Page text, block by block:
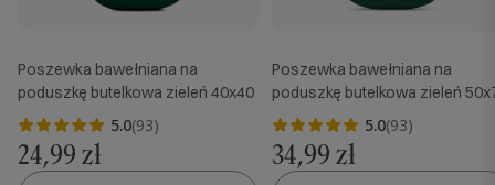
Poszewka bawełniana na
poduszkę butelkowa zieleń 40x40
5.0(93)
24,99 zł
Poszewka bawełniana na
poduszkę butelkowa zieleń
5.0(93)
34,99 zł